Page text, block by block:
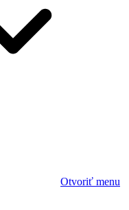
Otvoriť menu